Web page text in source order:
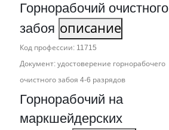
Горнорабочий очистного
забоя описание
Код профессии: 11715
Документ: удостоверение горнорабочего
очистного забоя 4‑6 разрядов
Горнорабочий на
маркшейдерских